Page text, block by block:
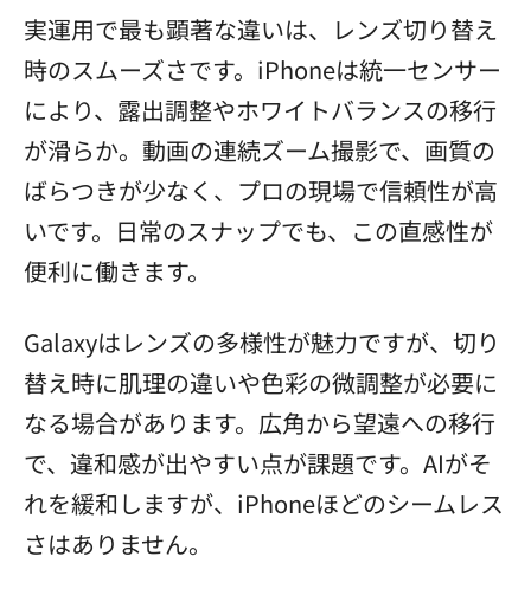
実運用で最も顕著な違いは、レンズ切り替え
時のスムーズさです。iPhoneは統一センサー
により、露出調整やホワイトバランスの移行
が滑らか。動画の連続ズーム撮影で、画質の
ばらつきが少なく、プロの現場で信頼性が高
いです。日常のスナップでも、この直感性が
便利に働きます。
Galaxyはレンズの多様性が魅力ですが、切り
替え時に肌理の違いや色彩の微調整が必要に
なる場合があります。広角から望遠への移行
で、違和感が出やすい点が課題です。AIがそ
れを緩和しますが、iPhoneほどのシームレス
さはありません。